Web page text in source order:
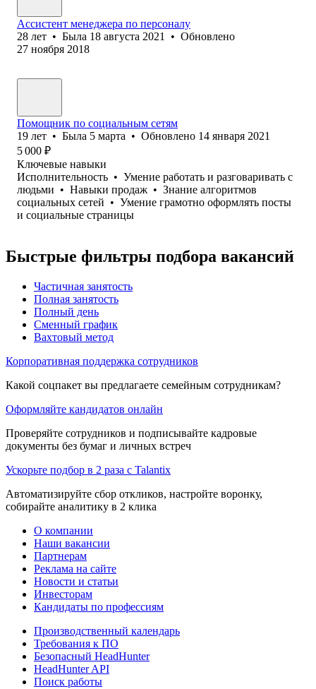
Ассистент менеджера по персоналу
28 лет • Была 18 августа 2021 • Обновлено
27 ноября 2018
Помощник по социальным сетям
19 лет • Была 5 марта • Обновлено 14 января 2021
5 000 ₽
Ключевые навыки
Исполнительность • Умение работать и разговаривать с
людьми • Навыки продаж • Знание алгоритмов
социальных сетей • Умение грамотно оформлять посты
и социальные страницы
Быстрые фильтры подбора вакансий
Частичная занятость
Полная занятость
Полный день
Сменный график
Вахтовый метод
Корпоративная поддержка сотрудников
Какой соцпакет вы предлагаете семейным сотрудникам?
Оформляйте кандидатов онлайн
Проверяйте сотрудников и подписывайте кадровые
документы без бумаг и личных встреч
Ускорьте подбор в 2 раза с Talantix
Автоматизируйте сбор откликов, настройте воронку,
собирайте аналитику в 2 клика
О компании
Наши вакансии
Партнерам
Реклама на сайте
Новости и статьи
Инвесторам
Кандидаты по профессиям
Производственный календарь
Требования к ПО
Безопасный HeadHunter
HeadHunter API
Поиск работы